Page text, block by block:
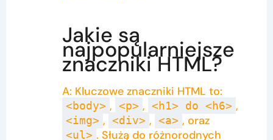
Jakie są
najpopularniejsze
znaczniki HTML?
A: Kluczowe znaczniki HTML to:
<body> , <p> , <h1> do <h6> ,
<img> , <div> , <a> , oraz
<ul> . Służą do różnorodnych